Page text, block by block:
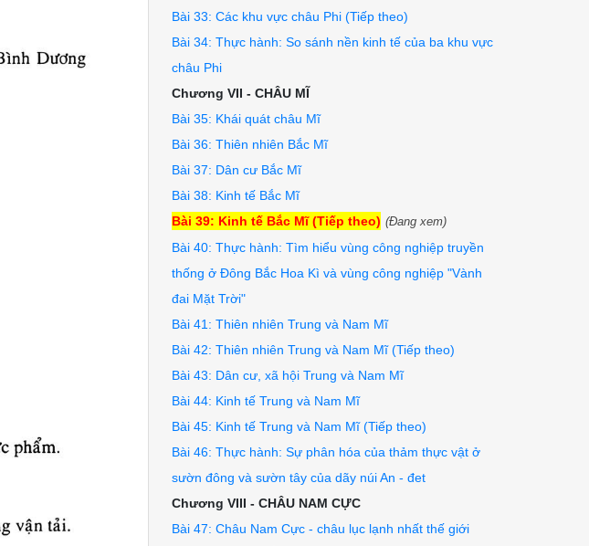
Bài 33: Các khu vực châu Phi (Tiếp theo)
Bài 34: Thực hành: So sánh nền kinh tế của ba khu vực
châu Phi
Chương VII - CHÂU MĨ
Bài 35: Khái quát châu Mĩ
Bài 36: Thiên nhiên Bắc Mĩ
Bài 37: Dân cư Bắc Mĩ
Bài 38: Kinh tế Bắc Mĩ
Bài 39: Kinh tế Bắc Mĩ (Tiếp theo) (Đang xem)
Bài 40: Thực hành: Tìm hiểu vùng công nghiệp truyền
thống ở Đông Bắc Hoa Kì và vùng công nghiệp "Vành
đai Mặt Trời"
Bài 41: Thiên nhiên Trung và Nam Mĩ
Bài 42: Thiên nhiên Trung và Nam Mĩ (Tiếp theo)
Bài 43: Dân cư, xã hội Trung và Nam Mĩ
Bài 44: Kinh tế Trung và Nam Mĩ
Bài 45: Kinh tế Trung và Nam Mĩ (Tiếp theo)
Bài 46: Thực hành: Sự phân hóa của thảm thực vật ở
sườn đông và sườn tây của dãy núi An - đet
Chương VIII - CHÂU NAM CỰC
Bài 47: Châu Nam Cực - châu lục lạnh nhất thế giới